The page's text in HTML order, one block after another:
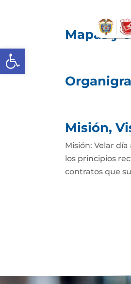
Abrir barra de herramientas
Mapas y
Misión,
Misión: Velar
los principios
contratos que